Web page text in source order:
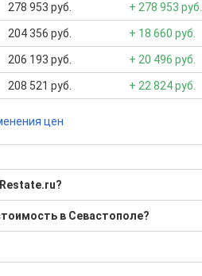
278 953 руб. + 278 953 руб.
204 356 руб. + 18 660 руб.
206 193 руб. + 20 496 руб.
208 521 руб. + 22 824 руб.
цен
в Севастополе?
Р; Средняя: 4 294 334 Р